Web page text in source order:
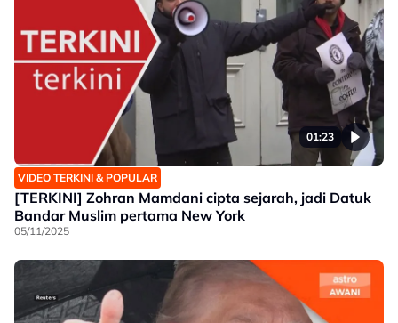
01:23
VIDEO TERKINI & POPULAR
[TERKINI] Zohran Mamdani cipta sejarah, jadi Datuk
Bandar Muslim pertama New York
05/11/2025